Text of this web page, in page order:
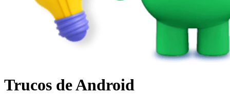
Trucos de Android